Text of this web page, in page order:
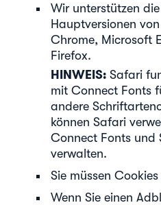
Wir unterstützen
Hauptversionen
Chrome, Microsoft
Firefox.
HINWEIS: Safari
mit Connect Fonts
andere
können Safari
Connect Fonts und
verwalten.
Sie müssen
Wenn Sie einen